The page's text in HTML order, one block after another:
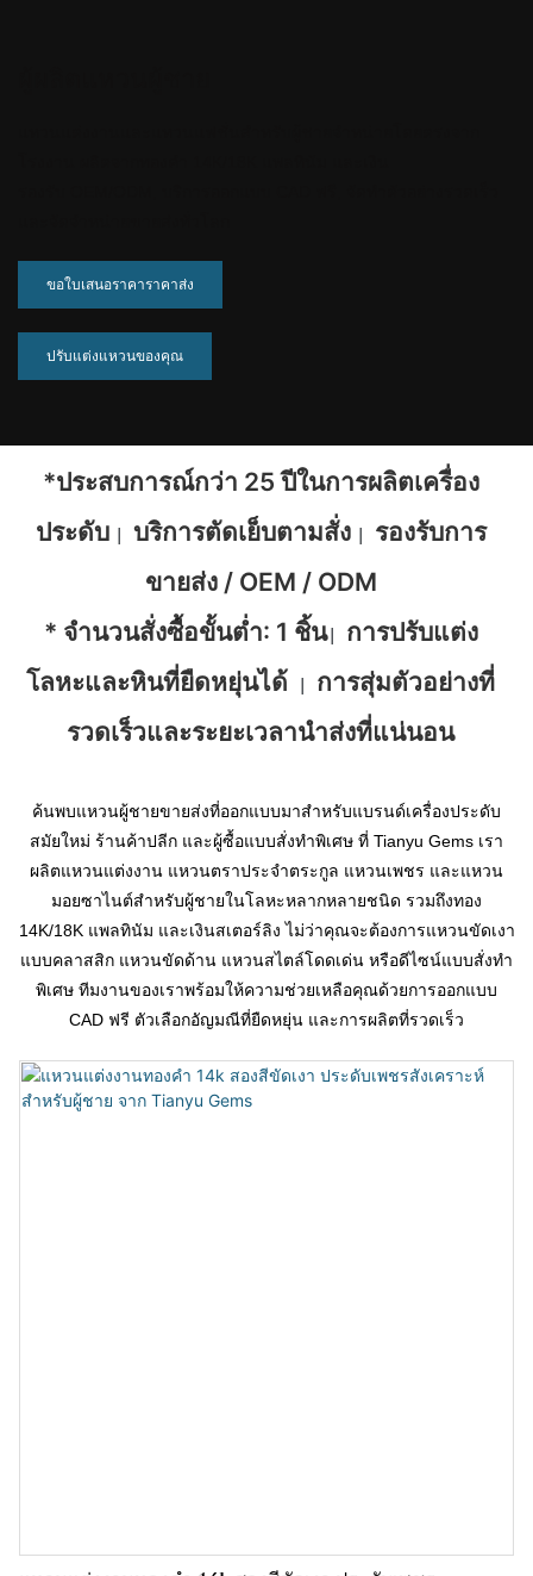
ขอใบเสนอราคาราคาส่ง
ปรับแต่งแหวนของคุณ
*ประสบการณ์กว่า 25 ปีในการผลิตเครื่อง
ประดับ | บริการตัดเย็บตามสั่ง | รองรับการ
ขายส่ง / OEM / ODM
* จำนวนสั่งซื้อขั้นต่ำ: 1 ชิ้น| การปรับแต่ง
โลหะและหินที่ยืดหยุ่นได้ | การสุ่มตัวอย่างที่
รวดเร็วและระยะเวลานำส่งที่แน่นอน
ค้นพบแหวนผู้ชายขายส่งที่ออกแบบมาสำหรับแบรนด์เครื่องประดับ
สมัยใหม่ ร้านค้าปลีก และผู้ซื้อแบบสั่งทำพิเศษ ที่ Tianyu Gems เรา
ผลิตแหวนแต่งงาน แหวนตราประจำตระกูล แหวนเพชร และแหวน
มอยซาไนต์สำหรับผู้ชายในโลหะหลากหลายชนิด รวมถึงทอง
14K/18K แพลทินัม และเงินสเตอร์ลิง ไม่ว่าคุณจะต้องการแหวนขัดเงา
แบบคลาสสิก แหวนขัดด้าน แหวนสไตล์โดดเด่น หรือดีไซน์แบบสั่งทำ
พิเศษ ทีมงานของเราพร้อมให้ความช่วยเหลือคุณด้วยการออกแบบ
CAD ฟรี ตัวเลือกอัญมณีที่ยืดหยุ่น และการผลิตที่รวดเร็ว